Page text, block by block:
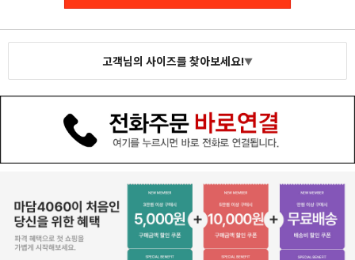
고객님의 사이즈를 찾아보세요!▼